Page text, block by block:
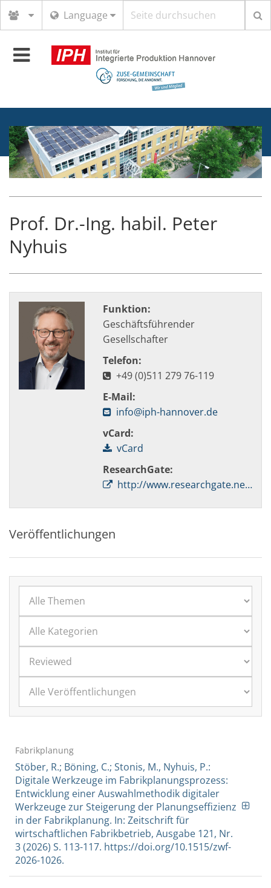
Language
Toggle
navigation
Prof. Dr.-Ing. habil. Peter
Nyhuis
Funktion:
Geschäftsführender
Gesellschafter
Telefon:
+49 (0)511 279 76-119
E-Mail:
info@iph-hannover.de
vCard:
vCard
ResearchGate:
http://www.researchgate.net/profile/Peter_Nyhuis
Veröffentlichungen
Fabrikplanung
Stöber, R.; Böning, C.; Stonis, M., Nyhuis, P.:
Digitale Werkzeuge im Fabrikplanungsprozess:
Entwicklung einer Auswahlmethodik digitaler
Werkzeuge zur Steigerung der Planungseffizienz
in der Fabrikplanung. In: Zeitschrift für
wirtschaftlichen Fabrikbetrieb, Ausgabe 121, Nr.
3 (2026) S. 113-117. https://doi.org/10.1515/zwf-
2026-1026.